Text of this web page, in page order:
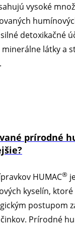
vysoké
detoxikačné
látky a
prírodné
HUMAC®
kyselín,
postupom
Prírodné